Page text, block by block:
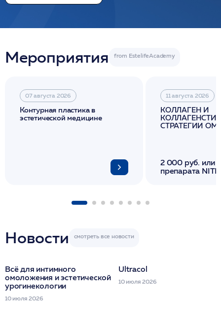
Мероприятия
07 августа 2026
Контурная пластика в
эстетической медицине
11 августа 2026
КОЛЛАГЕН И
СТРАТЕГИИ
2 000 руб. или
препарата
Новости
Всё для интимного
омоложения и эстетической
урогинекологии
10 июля 2026
Ultracol
10 июля 2026